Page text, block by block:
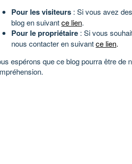
Pour les visiteurs : Si vous avez
blog en suivantce lien.
Pour le propriétaire : Si vous
nous contacter en suivantce lien.
espérons que ce blog pourra être de